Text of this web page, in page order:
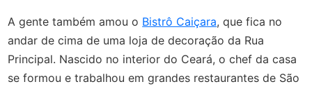
A gente também amou o Bistrô Caiçara, que fica no
andar de cima de uma loja de decoração da Rua
Principal. Nascido no interior do Ceará, o chef da casa
se formou e trabalhou em grandes restaurantes de São